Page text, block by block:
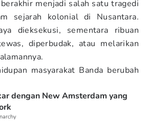
menjadi salah satu tragedi
sejarah kolonial di Nusantara.
dieksekusi, sementara ribuan
diperbudak, atau melarikan
masyarakat Banda berubah
dengan New Amsterdam yang